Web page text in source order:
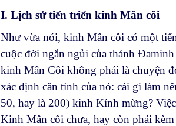
I. Lịch sử tiến triển kinh Mân côi
Như vừa nói, kinh Mân côi có một
cuộc đời ngắn ngủi của thánh
kinh Mân Côi không phải là chuyện
xác định căn tính của nó: cái gì làm
50, hay là 200) kinh Kính mừng?
Kinh Mân côi chưa, hay còn phải